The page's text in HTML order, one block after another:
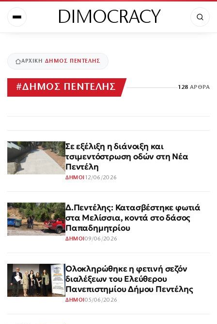
DIMOCRACY
ΑΡΧΙΚΉ ΔΗΜΟΣ ΠΕΝΤΕΛΗΣ
#ΔΗΜΟΣ ΠΕΝΤΕΛΗΣ 128 ΆΡΘΡΑ
Σε εξέλιξη η διάνοιξη και
τσιμεντόστρωση οδών στη Νέα
Πεντέλη
ΔΗΜΟΙ 12/06/2026
Δ.Πεντέλης: Κατασβέστηκε φωτιά
στα Μελίσσια, κοντά στο δάσος
Παπαδημητρίου
ΔΗΜΟΙ 09/06/2026
Ολοκληρώθηκε η φετινή σεζόν
διαλέξεων του Ελεύθερου
Πανεπιστημίου Δήμου Πεντέλης
ΔΗΜΟΙ 05/06/2026